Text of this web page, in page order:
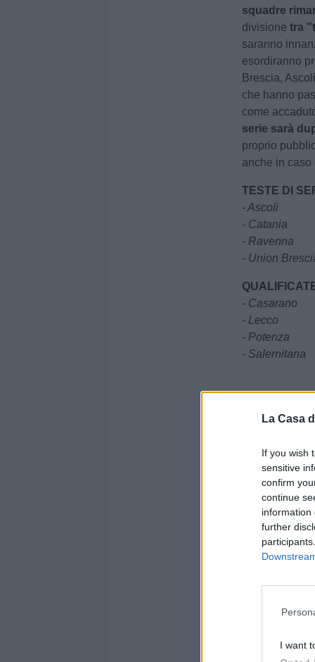
La Casa
If you wish
sensitive
confirm
continue
information
further
I want
squadre
divisione tra
saranno
esordiranno
Brescia,
che hanno
come
serie sarà
proprio
anche in caso
TESTE DI
- Ascoli
- Catania
- Ravenna
- Union
- Casarano
- Lecco
- Potenza
- Salernitana
- Casarano
- Salernitana